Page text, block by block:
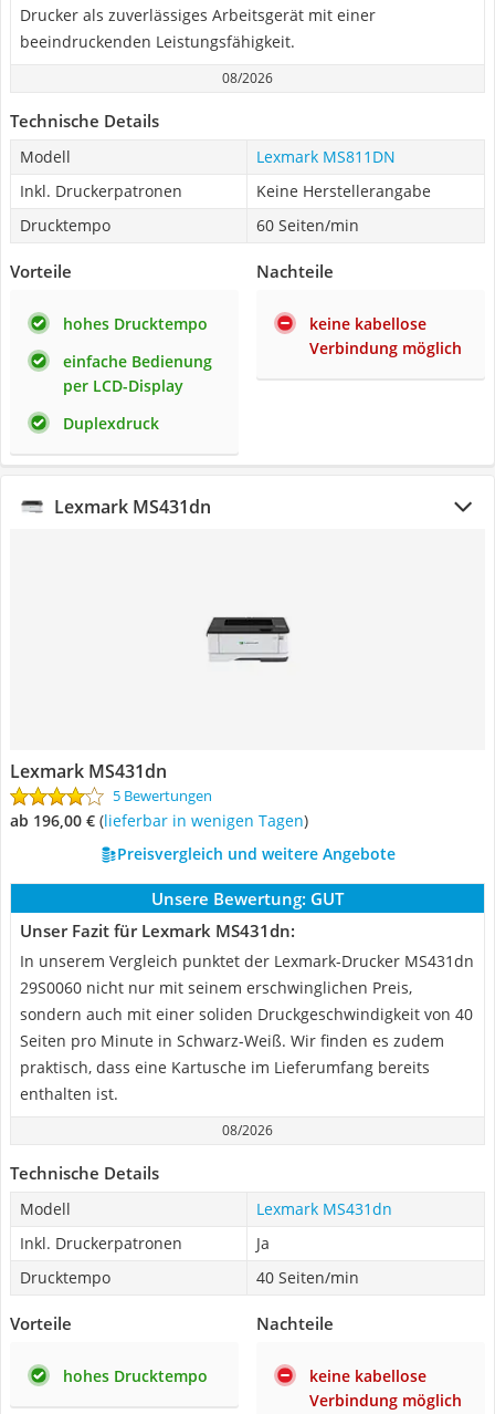
Drucker als zuverlässiges Arbeitsgerät mit einer
beeindruckenden Leistungsfähigkeit.
08/2026
Technische Details
Modell
Lexmark MS811DN
Inkl. Druckerpatronen
Keine Herstellerangabe
Drucktempo
60 Seiten/min
Vorteile
hohes Drucktempo
einfache Bedienung
per LCD-Display
Duplexdruck
Nachteile
keine kabellose
Verbindung möglich
Lexmark MS431dn
Lexmark MS431dn
5 Bewertungen
ab 196,00 € ( Lieferbar in wenigen Tagen)
Preisvergleich und weitere Angebote
Unsere Bewertung: GUT
Unser Fazit für Lexmark MS431dn:
In unserem Vergleich punktet der Lexmark-Drucker MS431dn
29S0060 nicht nur mit seinem erschwinglichen Preis,
sondern auch mit einer soliden Druckgeschwindigkeit von 40
Seiten pro Minute in Schwarz-Weiß. Wir finden es zudem
praktisch, dass eine Kartusche im Lieferumfang bereits
enthalten ist.
08/2026
Technische Details
Modell
Lexmark MS431dn
Inkl. Druckerpatronen
Ja
Drucktempo
40 Seiten/min
Vorteile
hohes Drucktempo
Nachteile
keine kabellose
Verbindung möglich